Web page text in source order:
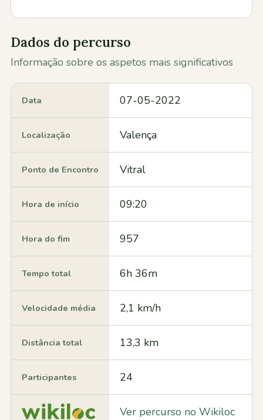
Dados do percurso
Informação sobre os aspetos mais significativos
Data 07-05-2022
Localização Valença
Ponto de Encontro Vitral
Hora de início 09:20
Hora do fim 957
Tempo total 6h 36m
Velocidade média 2,1 km/h
Distância total 13,3 km
Participantes 24
Ver percurso no Wikiloc